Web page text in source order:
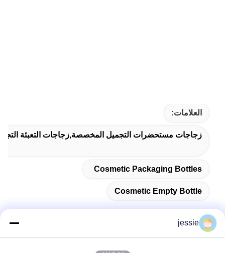
العلامات:
زجاجات مستحضرات التجميل المخصصة,زجاجات التعبئة
Cosmetic Packaging Bottles
Cosmetic Empty Bottle
jessie